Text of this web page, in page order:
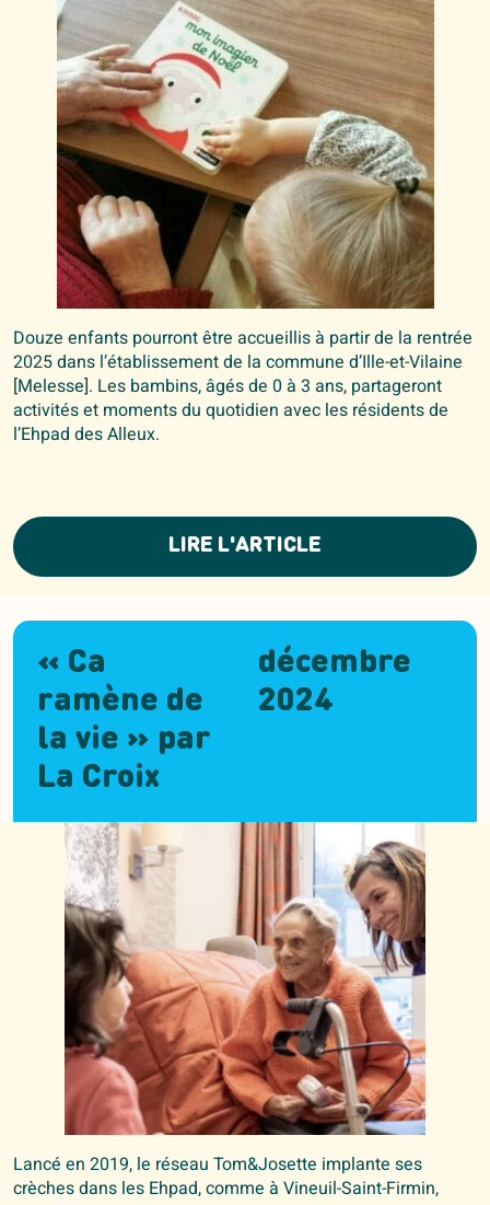
Douze enfants pourront être accueillis à partir de la rentrée
2025 dans l’établissement de la commune d’Ille-et-Vilaine
[Melesse]. Les bambins, âgés de 0 à 3 ans, partageront
activités et moments du quotidien avec les résidents de
l’Ehpad des Alleux.
LIRE L'ARTICLE
« Ca
ramène de
la vie » par
La Croix
décembre
2024
Lancé en 2019, le réseau Tom&Josette implante ses
crèches dans les Ehpad, comme à Vineuil-Saint-Firmin,